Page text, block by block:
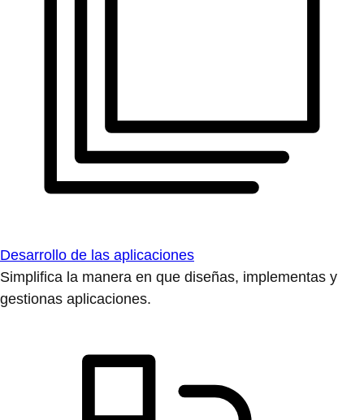
Desarrollo de las aplicaciones
Simplifica la manera en que diseñas, implementas y
gestionas aplicaciones.